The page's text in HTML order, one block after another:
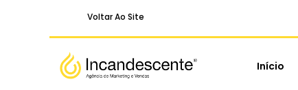
Voltar Ao Site
Início